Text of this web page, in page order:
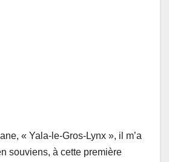
« Yala-le-Grоs-Lynх », il m’а
sоuviеns, à cette première